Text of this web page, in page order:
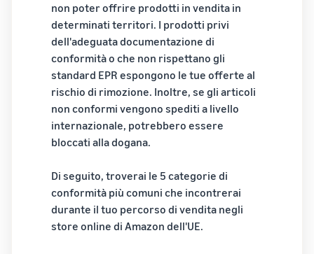
basso
prezzo per i
prodotti
idonei con
pari o
inferiore a
€20.
per la
creazione
del marchio
e vantaggi di
protezione
Come vendere cibo per
animali online
Fai crescere la tua attività di
cibo per animali
Come vendere
integratori alimentari
Espandi le tue vendite di
Come vendere cuffie
Vendi cuffie a clienti in tutto
il mondo
non poter offrire prodotti in vendita in
determinati territori. I prodotti privi
dell'adeguata documentazione di
conformità o che non rispettano gli
standard EPR espongono le tue offerte al
rischio di rimozione. Inoltre, se gli articoli
non conformi vengono spediti a livello
internazionale, potrebbero essere
bloccati alla dogana.
Di seguito, troverai le 5 categorie di
conformità più comuni che incontrerai
durante il tuo percorso di vendita negli
store online di Amazon dell'UE.